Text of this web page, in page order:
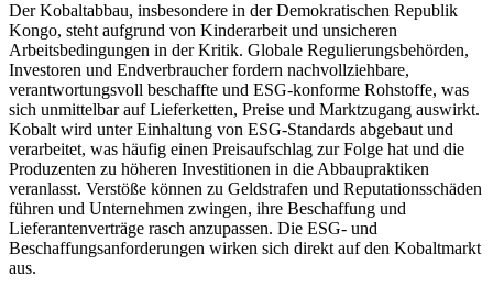
Der Kobaltabbau, insbesondere in der Demokratischen Republik
Kongo, steht aufgrund von Kinderarbeit und unsicheren
Arbeitsbedingungen in der Kritik. Globale Regulierungsbehörden,
Investoren und Endverbraucher fordern nachvollziehbare,
verantwortungsvoll beschaffte und ESG-konforme Rohstoffe, was
sich unmittelbar auf Lieferketten, Preise und Marktzugang auswirkt.
Kobalt wird unter Einhaltung von ESG-Standards abgebaut und
verarbeitet, was häufig einen Preisaufschlag zur Folge hat und die
Produzenten zu höheren Investitionen in die Abbaupraktiken
veranlasst. Verstöße können zu Geldstrafen und Reputationsschäden
führen und Unternehmen zwingen, ihre Beschaffung und
Lieferantenverträge rasch anzupassen. Die ESG- und
Beschaffungsanforderungen wirken sich direkt auf den Kobaltmarkt
aus.